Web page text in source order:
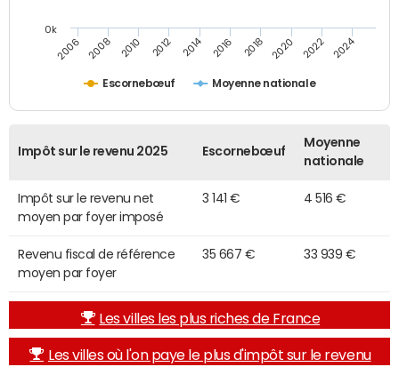
Escornebœuf Moyenne nationale
2006 2008 2010 2012 2014 2016 2018 2020 2022 2024
0k
Impôt sur le revenu 2025 Escornebœuf
Moyenne
nationale
Impôt sur le revenu net
moyen par foyer imposé
3 141 € 4 516 €
Revenu fiscal de référence
moyen par foyer
35 667 € 33 939 €
Les villes les plus riches de France
Les villes où l'on paye le plus d'impôt sur le revenu